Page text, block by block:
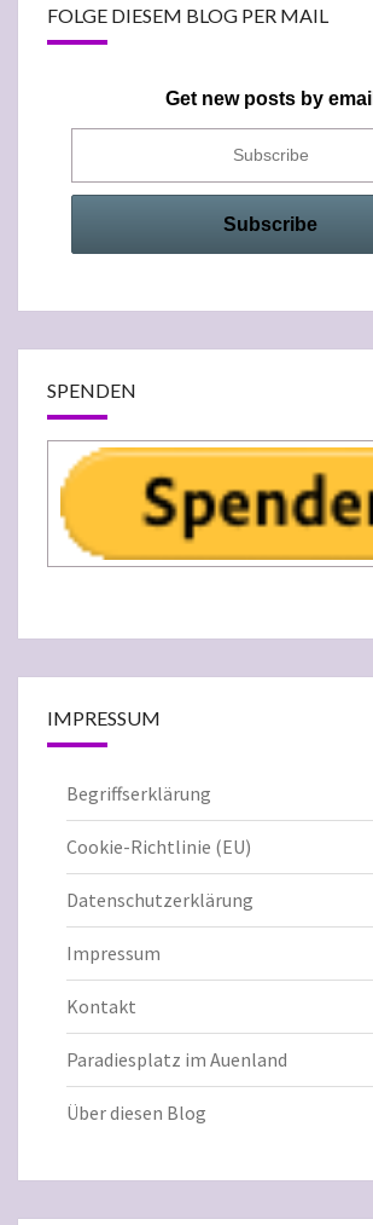
FOLGE DIESEM BLOG PER MAIL
Get new posts by email
SPENDEN
IMPRESSUM
Begriffserklärung
Cookie-Richtlinie (EU)
Datenschutzerklärung
Impressum
Kontakt
Paradiesplatz im Auenland
Über diesen Blog